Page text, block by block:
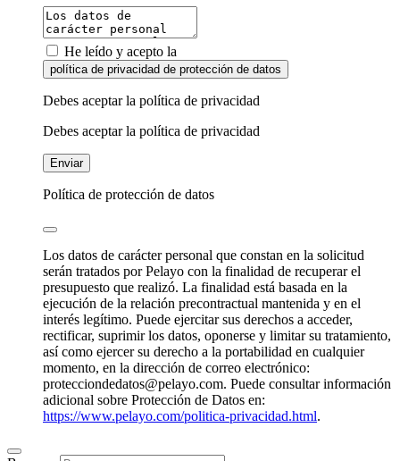
He leído y acepto la
política de privacidad de protección de datos
Debes aceptar la política de privacidad
Debes aceptar la política de privacidad
Enviar
Política de protección de datos
Los datos de carácter personal que constan en la solicitud
serán tratados por Pelayo con la finalidad de recuperar el
presupuesto que realizó. La finalidad está basada en la
ejecución de la relación precontractual mantenida y en el
interés legítimo. Puede ejercitar sus derechos a acceder,
rectificar, suprimir los datos, oponerse y limitar su tratamiento,
así como ejercer su derecho a la portabilidad en cualquier
momento, en la dirección de correo electrónico:
protecciondedatos@pelayo.com. Puede consultar información
adicional sobre Protección de Datos en:
https://www.pelayo.com/politica-privacidad.html.